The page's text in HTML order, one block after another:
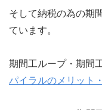
そして納税の為の期
ています。
期間工ループ・期間
パイラルのメリット